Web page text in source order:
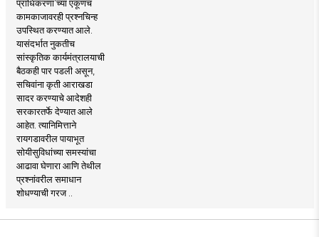
प्राधिकरणा’च्या एकूणच
कामकाजावरही प्रश्नचिन्ह
उपस्थित करण्यात आले.
यासंदर्भात नुकतीच
सांस्कृतिक कार्यमंत्रालयाची
बैठकही पार पडली असून,
सचिवांना कृती आराखडा
सादर करण्याचे आदेशही
सरकारतर्फे देण्यात आले
आहेत. त्यानिमित्ताने
रायगडावरील पायाभूत
सोयीसुविधांच्या समस्यांचा
आढावा घेणारा आणि तेथील
प्रश्नांवरील समाधान
शोधण्याची गरज ..